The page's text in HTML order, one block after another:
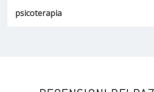
psicoterapia